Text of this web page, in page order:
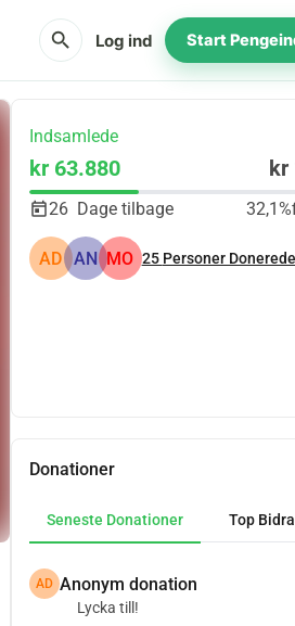
search Log ind Start
Indsamlede
kr 63.880 kr
26 Dage tilbage 32,1%
AD AN MO 25 Personer Donerede
Donationer
Seneste Donationer Top
AD Anonym donation
Lycka till!